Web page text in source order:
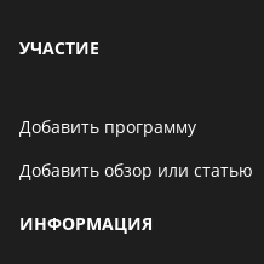
УЧАСТИЕ
Добавить программу
Добавить обзор или статью
ИНФОРМАЦИЯ